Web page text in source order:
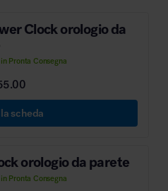
Clock orologio da
Pronta Consegna
scheda
orologio da parete
Pronta Consegna